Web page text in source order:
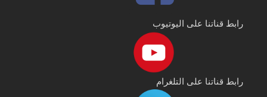
رابط قناتنا على اليوتيوب
رابط قناتنا على التلغرام